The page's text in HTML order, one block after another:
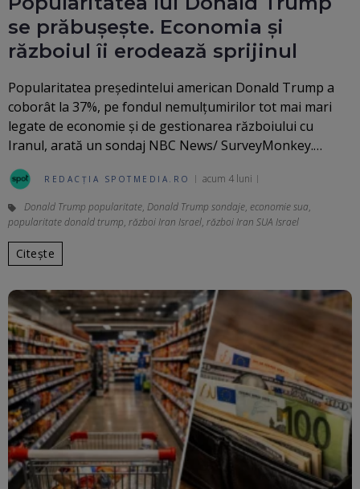
se prăbușește. Economia și
războiul îi erodează sprijinul
Popularitatea președintelui american Donald Trump a
coborât la 37%, pe fondul nemulțumirilor tot mai mari
legate de economie și de gestionarea războiului cu
Iranul, arată un sondaj NBC News/ SurveyMonkey.…
REDACȚIA SPOTMEDIA.RO acum 4 luni
Donald Trump popularitate, Donald Trump sondaje, economie sua,
popularitate donald trump, război Iran Israel, război Iran SUA Israel
Citește